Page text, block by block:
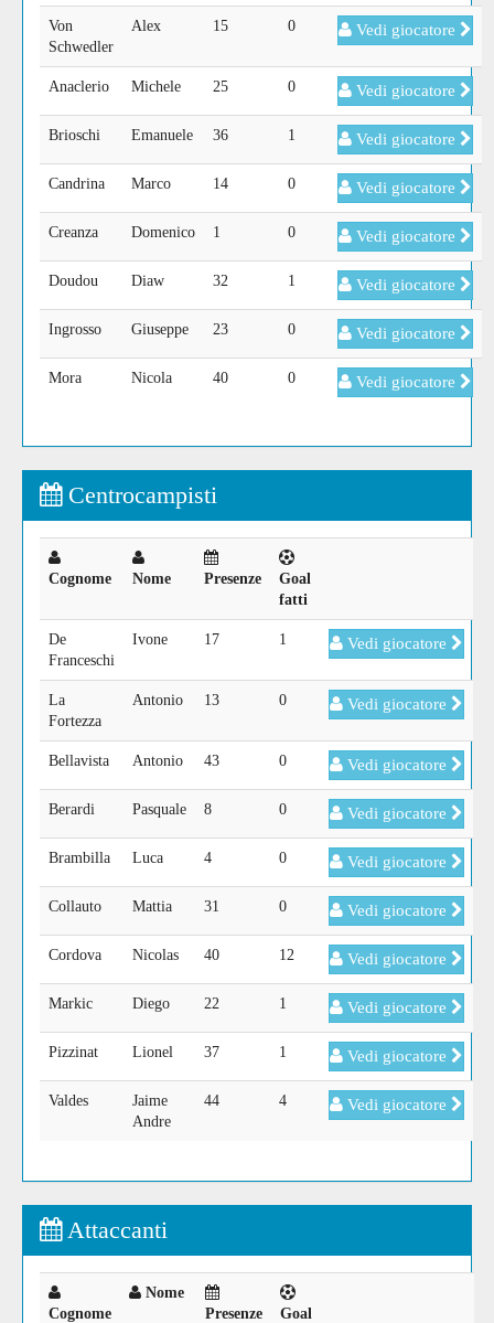
Von
Schwedler
Alex 15 0 Vedi giocatore
Anaclerio Michele 25 0 Vedi giocatore
Brioschi Emanuele 36 1 Vedi giocatore
Candrina Marco 14 0 Vedi giocatore
Creanza Domenico 1 0 Vedi giocatore
Doudou Diaw 32 1 Vedi giocatore
Ingrosso Giuseppe 23 0 Vedi giocatore
Mora Nicola 40 0 Vedi giocatore
Centrocampisti
Cognome Nome Presenze
Goal
fatti
De
Franceschi
Ivone 17 1 Vedi giocatore
La
Fortezza
Antonio 13 0 Vedi giocatore
Bellavista Antonio 43 0 Vedi giocatore
Berardi Pasquale 8 0 Vedi giocatore
Brambilla Luca 4 0 Vedi giocatore
Collauto Mattia 31 0 Vedi giocatore
Cordova Nicolas 40 12 Vedi giocatore
Markic Diego 22 1 Vedi giocatore
Pizzinat Lionel 37 1 Vedi giocatore
Valdes
Jaime
Andre
44 4 Vedi giocatore
Attaccanti
Cognome
Nome
Presenze
Goal